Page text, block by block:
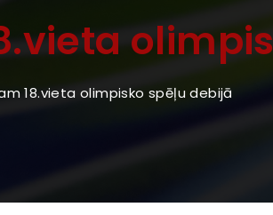
18.vieta olimpisko spēļu debijā